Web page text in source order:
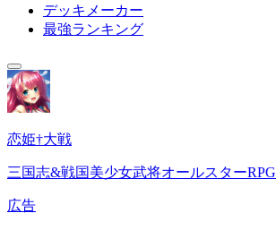
デッキメーカー
最強ランキング
恋姫†大戦
三国志&戦国美少女武将オールスターRPG
広告